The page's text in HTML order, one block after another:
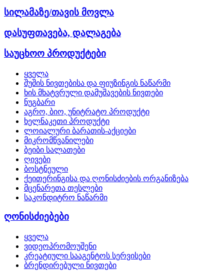
სილამაზე/თავის მოვლა
დასუფთავება, დალაგება
საუცხოო პროდუქტები
ყველა
შუშის ნივთებისა და ფიუზინგის ნაწარმი
ხის მხატვრული დამუშავების ნივთები
ნუგბარი
აგრო, ბიო, უნიტრატო პროდუქტი
ხელნაკეთი პროდუქტი
ლოიალური ბარათის-აქციები
მიკრომწვანილები
ბეიბი სალათები
ღივები
ბოსტნეული
ქეითერინგისა და ღონისძიების ორგანიზება
მცენარეთა თესლები
საკონდიტრო ნაწარმი
ღონისძიებები
ყველა
ვიდეოპრომოუშენი
კრეატიული სააგენტოს სერვისები
ბრენდირებული ნივთები